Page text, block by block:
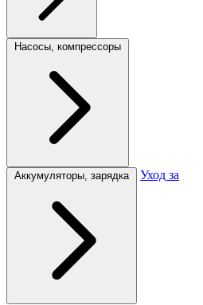
Насосы, компрессоры
Аккумуляторы, зарядка Уход за